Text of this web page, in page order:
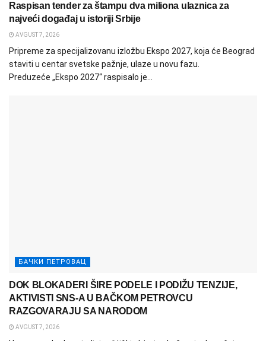
Raspisan tender za štampu dva miliona ulaznica za
najveći događaj u istoriji Srbije
AVGUST 7, 2026
Pripreme za specijalizovanu izložbu Ekspo 2027, koja će Beograd
staviti u centar svetske pažnje, ulaze u novu fazu.
Preduzeće „Ekspo 2027“ raspisalo je...
БАЧКИ ПЕТРОВАЦ
DOK BLOKADERI ŠIRE PODELE I PODIŽU TENZIJE,
AKTIVISTI SNS-A U BAČKOM PETROVCU
RAZGOVARAJU SA NARODOM
AVGUST 7, 2026